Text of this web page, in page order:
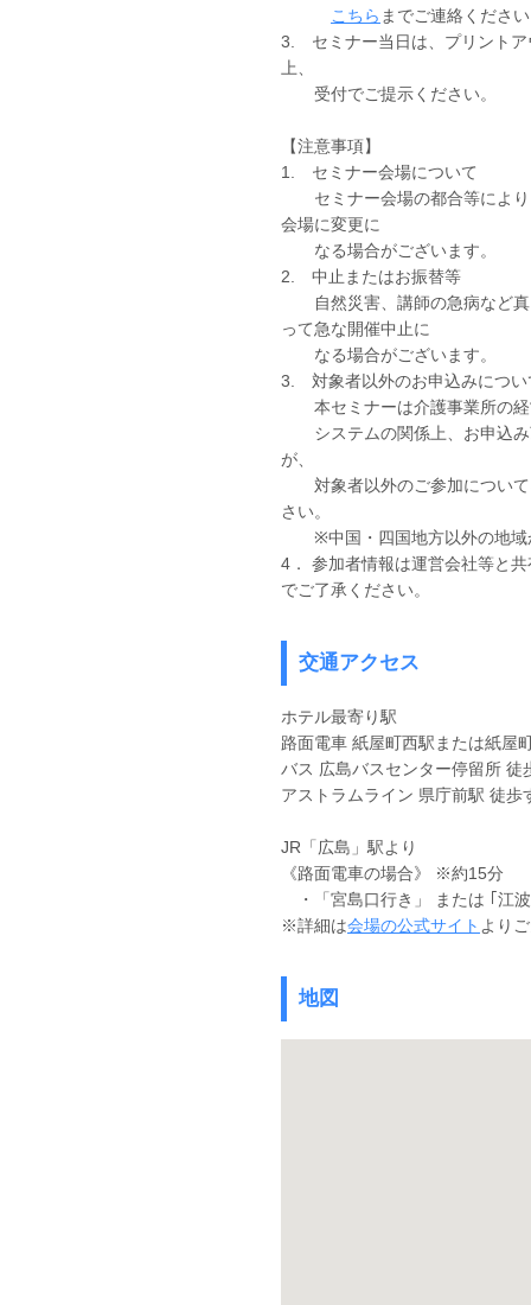
こちら までご連絡くださ
3. セミナー当日は、プリントア
上、
受付でご提示ください。
【注意事項】
1. セミナー会場について
セミナー会場の都合等により
会場に変更に
なる場合がございます。
2. 中止またはお振替等
自然災害、講師の急病など真
って急な開催中止に
なる場合がございます。
3. 対象者以外のお申込みについ
本セミナーは介護事業所の経
システムの関係上、お申込み
が、
対象者以外のご参加について
さい。
※中国・四国地方以外の地域
4． 参加者情報は運営会社等と
でご了承ください。
交通アクセス
ホテル最寄り駅
路面電車 紙屋町西駅または紙屋
バス 広島バスセンター停留所
アストラムライン 県庁前駅 徒歩
JR「広島」駅より
《路面電車の場合》 ※約15分
・「宮島口行き」 または ｢江
※詳細は会場の公式サイト より
地図